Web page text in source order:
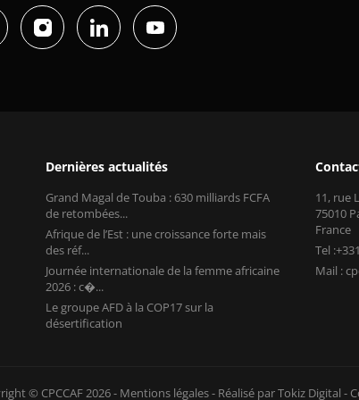
Dernières actualités
Grand Magal de Touba : 630 milliards FCFA
de retombées...
Afrique de l’Est : une croissance forte mais
des réf...
Journée internationale de la femme africaine
2026 : c�...
Le groupe AFD à la COP17 sur la
désertification
11, rue
75010
France
Tel
Mail :
© CPCCAF 2026 - Mentions légales- Réalisé par Tokiz Digital -